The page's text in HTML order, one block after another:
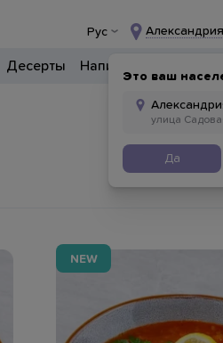
Рус Александрия
Это ваш
Да
Десерты Напитки
NEW